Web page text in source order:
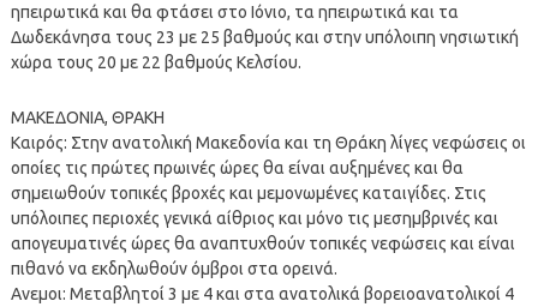
ηπειρωτικά και θα φτάσει στο Ιόνιο, τα ηπειρωτικά και τα
Δωδεκάνησα τους 23 με 25 βαθμούς και στην υπόλοιπη νησιωτική
χώρα τους 20 με 22 βαθμούς Κελσίου.
ΜΑΚΕΔΟΝΙΑ, ΘΡΑΚΗ
Καιρός: Στην ανατολική Μακεδονία και τη Θράκη λίγες νεφώσεις οι
οποίες τις πρώτες πρωινές ώρες θα είναι αυξημένες και θα
σημειωθούν τοπικές βροχές και μεμονωμένες καταιγίδες. Στις
υπόλοιπες περιοχές γενικά αίθριος και μόνο τις μεσημβρινές και
απογευματινές ώρες θα αναπτυχθούν τοπικές νεφώσεις και είναι
πιθανό να εκδηλωθούν όμβροι στα ορεινά.
Ανεμοι: Μεταβλητοί 3 με 4 και στα ανατολικά βορειοανατολικοί 4